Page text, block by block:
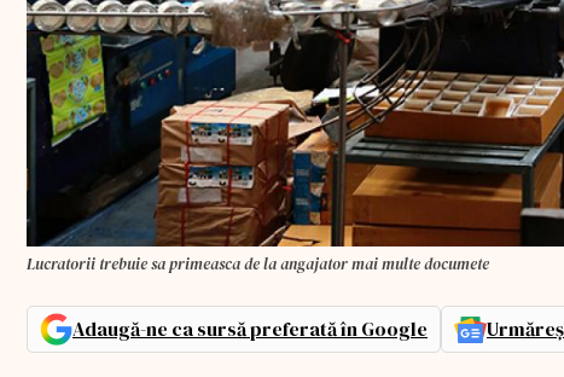
Lucratorii trebuie sa primeasca de la angajator mai multe documete
Adaugă-ne ca sursă preferată în Google